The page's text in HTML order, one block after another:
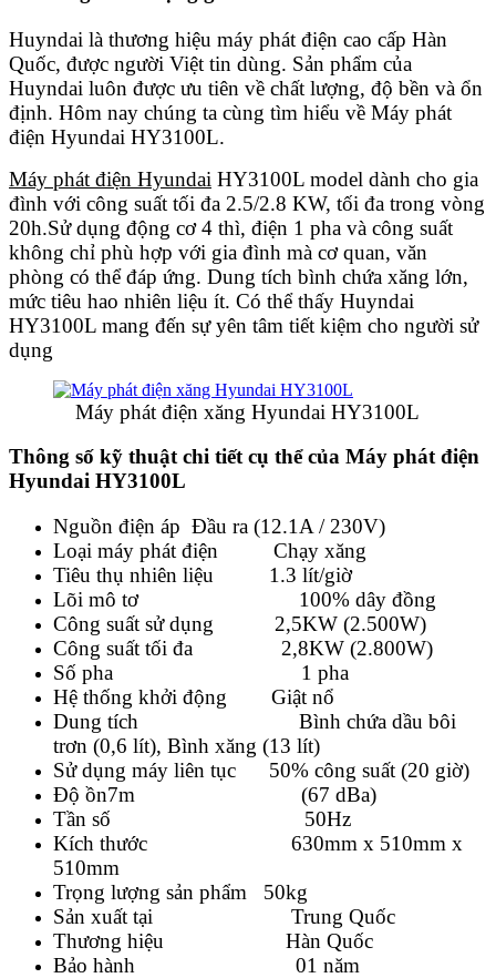
Huyndai là thương hiệu máy phát điện cao cấp Hàn
Quốc, được người Việt tin dùng. Sản phẩm của
Huyndai luôn được ưu tiên về chất lượng, độ bền và ổn
định. Hôm nay chúng ta cùng tìm hiểu về Máy phát
điện Hyundai HY3100L.
Máy phát điện Hyundai HY3100L model dành cho gia
đình với công suất tối đa 2.5/2.8 KW, tối đa trong vòng
20h.Sử dụng động cơ 4 thì, điện 1 pha và công suất
không chỉ phù hợp với gia đình mà cơ quan, văn
phòng có thể đáp ứng. Dung tích bình chứa xăng lớn,
mức tiêu hao nhiên liệu ít. Có thể thấy Huyndai
HY3100L mang đến sự yên tâm tiết kiệm cho người sử
dụng
Máy phát điện xăng Hyundai HY3100L
Thông số kỹ thuật chi tiết cụ thể của Máy phát điện
Hyundai HY3100L
Nguồn điện áp Đầu ra (12.1A / 230V)
Loại máy phát điện Chạy xăng
Tiêu thụ nhiên liệu 1.3 lít/giờ
Lõi mô tơ 100% dây đồng
Công suất sử dụng 2,5KW (2.500W)
Công suất tối đa 2,8KW (2.800W)
Số pha 1 pha
Hệ thống khởi động Giật nổ
Dung tích Bình chứa dầu bôi
trơn (0,6 lít), Bình xăng (13 lít)
Sử dụng máy liên tục 50% công suất (20 giờ)
Độ ồn7m (67 dBa)
Tần số 50Hz
Kích thước 630mm x 510mm x
510mm
Trọng lượng sản phẩm 50kg
Sản xuất tại Trung Quốc
Thương hiệu Hàn Quốc
Bảo hành 01 năm